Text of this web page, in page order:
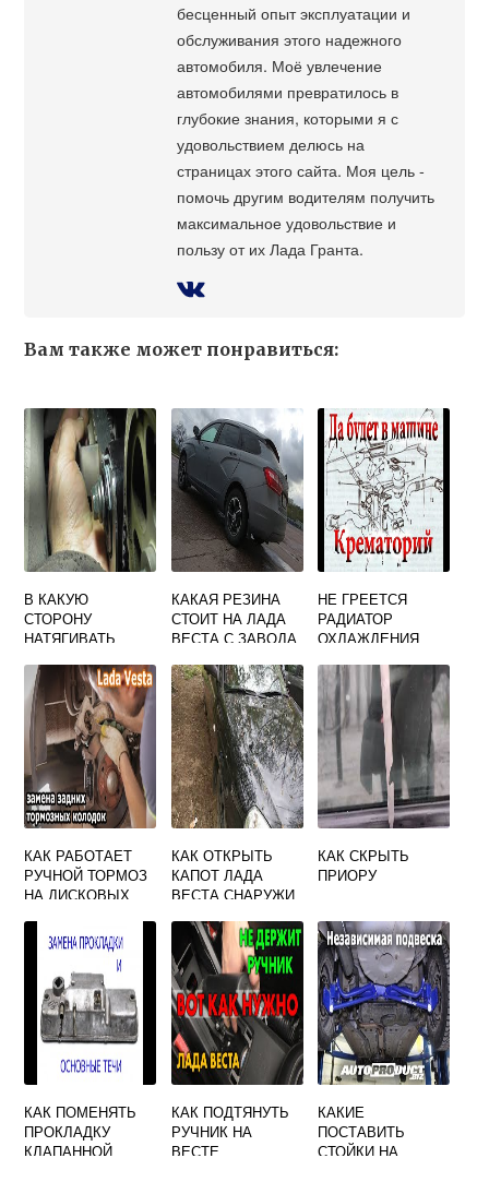
бесценный опыт эксплуатации и
обслуживания этого надежного
автомобиля. Моё увлечение
автомобилями превратилось в
глубокие знания, которыми я с
удовольствием делюсь на
страницах этого сайта. Моя цель -
помочь другим водителям получить
максимальное удовольствие и
пользу от их Лада Гранта.
Вам также может понравиться:
В КАКУЮ
СТОРОНУ
НАТЯГИВАТЬ
ПРИОРА
КАКАЯ РЕЗИНА
СТОИТ НА ЛАДА
ВЕСТА С ЗАВОДА
НЕ ГРЕЕТСЯ
РАДИАТОР
ОХЛАЖДЕНИЯ
КАК РАБОТАЕТ
РУЧНОЙ ТОРМОЗ
НА ДИСКОВЫХ
ВЕСТА СВ КРОСС
КАК ОТКРЫТЬ
КАПОТ ЛАДА
ВЕСТА СНАРУЖИ
АККУМУЛЯТОР
КАК СКРЫТЬ
ПРИОРУ
КАК ПОМЕНЯТЬ
ПРОКЛАДКУ
КЛАПАННОЙ
КАК ПОДТЯНУТЬ
РУЧНИК НА
ВЕСТЕ
КАКИЕ
ПОСТАВИТЬ
СТОЙКИ НА